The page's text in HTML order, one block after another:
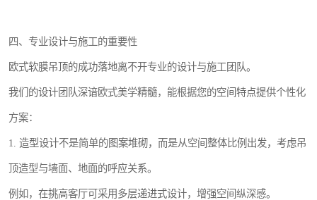
四、专业设计与施工的重要性
欧式软膜吊顶的成功落地离不开专业的设计与施工团队。
我们的设计团队深谙欧式美学精髓，能根据您的空间特点提供个性化
方案：
1. 造型设计不是简单的图案堆砌，而是从空间整体比例出发，考虑吊
顶造型与墙面、地面的呼应关系。
例如，在挑高客厅可采用多层递进式设计，增强空间纵深感。